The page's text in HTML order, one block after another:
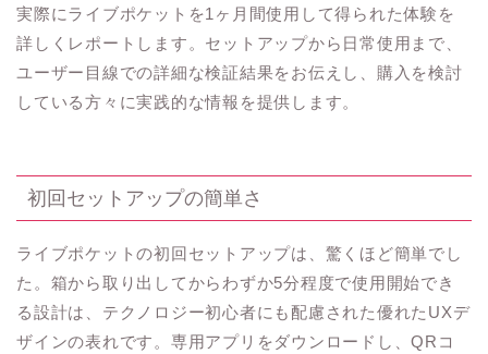
実際にライブポケットを1ヶ月間使用して得られた体験を
詳しくレポートします。セットアップから日常使用まで、
ユーザー目線での詳細な検証結果をお伝えし、購入を検討
している方々に実践的な情報を提供します。
初回セットアップの簡単さ
ライブポケットの初回セットアップは、驚くほど簡単でし
た。箱から取り出してからわずか5分程度で使用開始でき
る設計は、テクノロジー初心者にも配慮された優れたUXデ
ザインの表れです。専用アプリをダウンロードし、QRコ